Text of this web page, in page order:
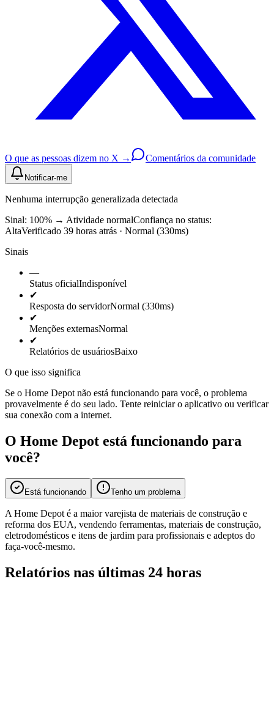
O que as pessoas dizem no X → Comentários da comunidade
Notificar-me
Nenhuma interrupção generalizada detectada
Sinal: 100% → Atividade normalConfiança no status:
AltaVerificado 39 horas atrás · Normal (330ms)
Sinais
—
Status oficialIndisponível
✔
Resposta do servidorNormal (330ms)
✔
Menções externasNormal
✔
Relatórios de usuáriosBaixo
O que isso significa
Se o Home Depot não está funcionando para você, o problema
provavelmente é do seu lado. Tente reiniciar o aplicativo ou verificar
sua conexão com a internet.
O Home Depot está funcionando para
você?
Está funcionando Tenho um problema
A Home Depot é a maior varejista de materiais de construção e
reforma dos EUA, vendendo ferramentas, materiais de construção,
eletrodomésticos e itens de jardim para profissionais e adeptos do
faça-você-mesmo.
Relatórios nas últimas 24 horas